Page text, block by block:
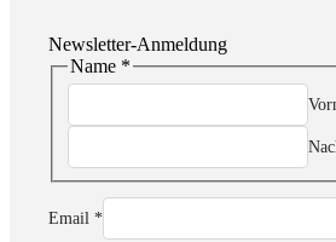
Newsletter-Anmeldung
Zustimmung
Email
Name *
Email *